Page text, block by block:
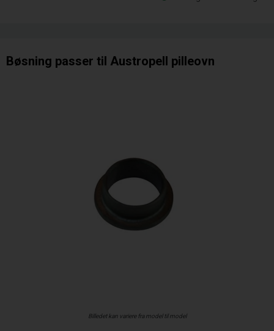
Bøsning passer til Austropell pilleovn
Billedet kan variere fra model til model